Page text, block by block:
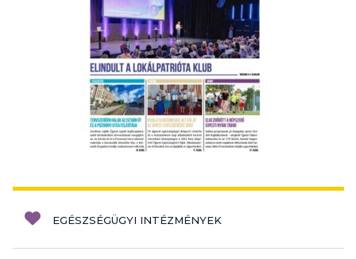
EGÉSZSÉGÜGYI INTÉZMÉNYEK